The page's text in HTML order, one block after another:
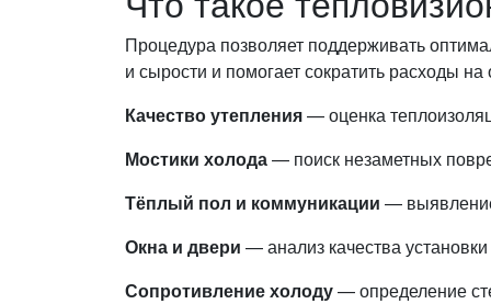
Процедура позволяет поддерживать
и сырости и помогает сократить расходы на
Качество утепления— оценка
Мостики холода— поиск незаметных
Тёплый пол и коммуникации —
Окна и двери — анализ качества
Сопротивление холоду— определение